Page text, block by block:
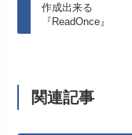
作成出来る
『ReadOnce』
関連記事